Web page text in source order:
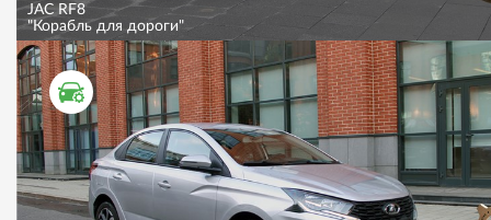
JAC RF8
"Корабль для дороги"
ТЕСТ ДРАЙВ